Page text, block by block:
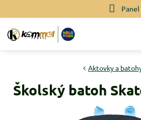
Aktovky a
Školský batoh